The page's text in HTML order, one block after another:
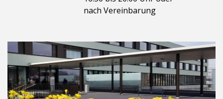
nach Vereinbarung